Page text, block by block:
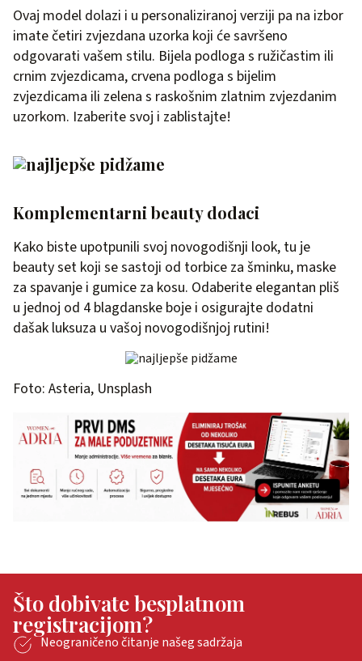
Ovaj model dolazi i u personaliziranoj verziji pa na izbor
imate četiri zvjezdana uzorka koji će savršeno
odgovarati vašem stilu. Bijela podloga s ružičastim ili
crnim zvjezdicama, crvena podloga s bijelim
zvjezdicama ili zelena s raskošnim zlatnim zvjezdanim
uzorkom. Izaberite svoj i zablistajte!
Komplementarni beauty dodaci
Kako biste upotpunili svoj novogodišnji look, tu je
beauty set koji se sastoji od torbice za šminku, maske
za spavanje i gumice za kosu. Odaberite elegantan pliš
u jednoj od 4 blagdanske boje i osigurajte dodatni
dašak luksuza u vašoj novogodišnjoj rutini!
Foto: Asteria, Unsplash
Što dobivate besplatnom
registracijom?
Neograničeno čitanje našeg sadržaja